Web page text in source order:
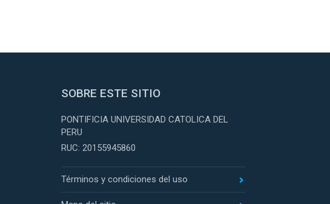
SOBRE ESTE SITIO
PONTIFICIA UNIVERSIDAD CATOLICA DEL
PERU
RUC: 20155945860
Términos y condiciones del uso